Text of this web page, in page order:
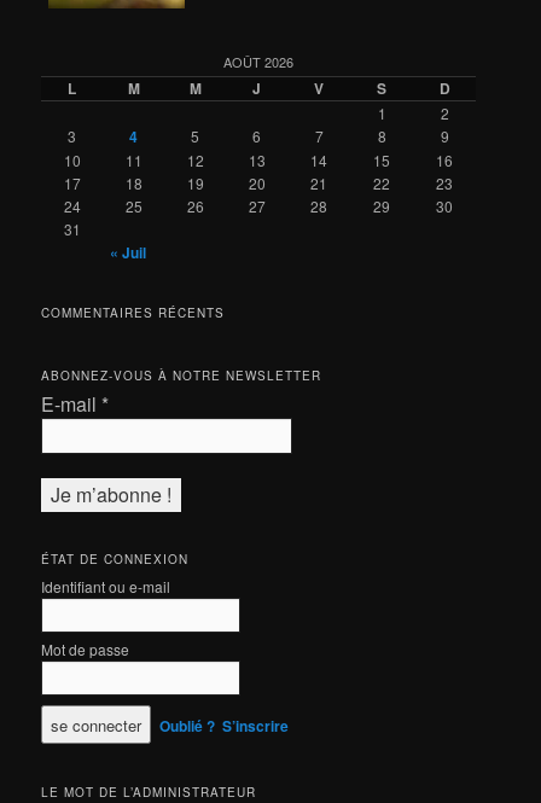
AOÛT 2026
L M M J V S D
1
2
3
4 5 6 7 8
9
10
11 12 13 14 15
16
17
18 19 20 21 22
23
24
25 26 27 28 29
30
31
« Juil
COMMENTAIRES RÉCENTS
ABONNEZ-VOUS À NOTRE NEWSLETTER
E-mail *
ÉTAT DE CONNEXION
Identifiant ou e-mail
Mot de passe
Oublié ? S’inscrire
LE MOT DE L’ADMINISTRATEUR